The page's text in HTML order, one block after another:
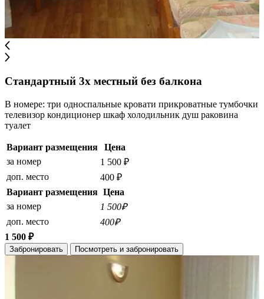
Стандартный 3х местный без балкона
В номере: три односпальные кровати прикроватные тумбочки
телевизор кондиционер шкаф холодильник душ раковина
туалет
Вариант размещения
Цена
за номер
1 500 ₽
доп. место
400 ₽
Вариант размещения Цена
за номер
1 500₽
доп. место
400₽
1 500 ₽
Забронировать Посмотреть и забронировать